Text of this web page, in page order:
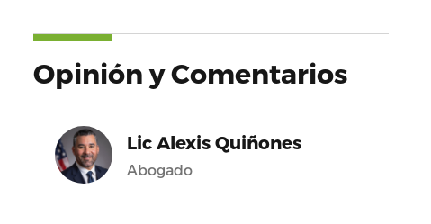
Opinión y Comentarios
Lic Alexis Quiñones
Abogado